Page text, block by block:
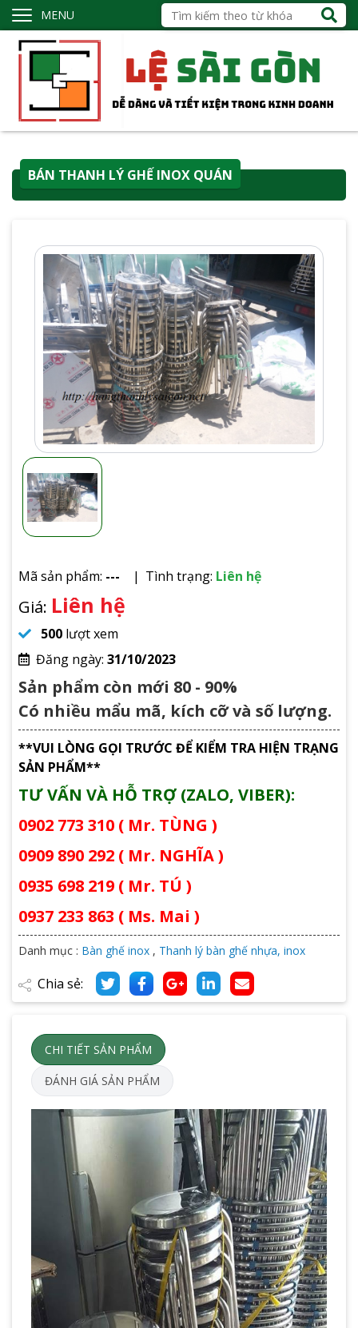
MENU
BÁN THANH LÝ GHẾ INOX QUÁN
Mã sản phẩm: --- Tình trạng: Liên hệ
Giá: Liên hệ
500 lượt xem
Đăng ngày: 31/10/2023
Sản phẩm còn mới 80 - 90%
Có nhiều mẩu mã, kích cỡ và số lượng.
**VUI LÒNG GỌI TRƯỚC ĐỂ KIỂM TRA HIỆN TRẠNG
SẢN PHẨM**
TƯ VẤN VÀ HỖ TRỢ (ZALO, VIBER):
0902 773 310 ( Mr. TÙNG )
0909 890 292 ( Mr. NGHĨA )
0935 698 219 ( Mr. TÚ )
0937 233 863 ( Ms. Mai )
Danh mục : Bàn ghế inox , Thanh lý bàn ghế nhựa, inox
Chia sẻ:
CHI TIẾT SẢN PHẨM
ĐÁNH GIÁ SẢN PHẨM